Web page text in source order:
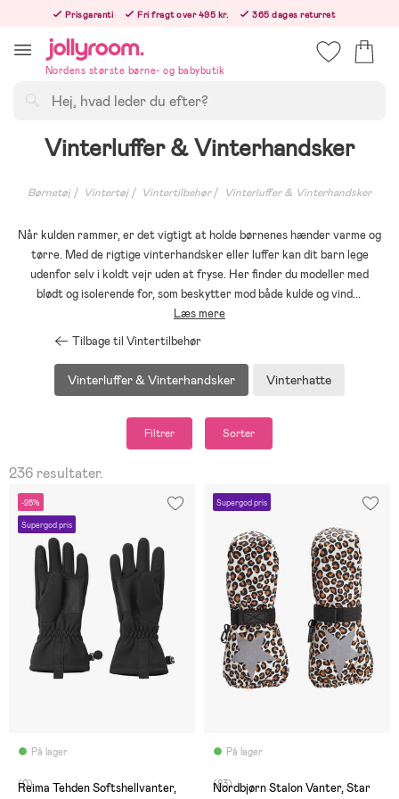
innehållet
Prisgaranti Fri fragt over 495 kr.
365 dages returret
Nordens største børne- og babybutik
Vinterluffer & Vinterhandsker
Børnetøj Vintertøj Vintertilbehør Vinterluffer & Vinterhandsker
Når kulden rammer, er det vigtigt at holde børnenes hænder varme og
tørre. Med de rigtige vinterhandsker eller luffer kan dit barn lege
udenfor selv i koldt vejr uden at fryse. Her finder du modeller med
blødt og isolerende for, som beskytter mod både kulde og vind...
Læs mere
Tilbage til Vintertilbehør
Vinterluffer & Vinterhandsker Vinterhatte
Filtrer Sorter
236 resultater.
-28%
Supergod pris
På lager
(0)
Reima Tehden Softshellvanter,
Supergod pris
På lager
(83)
Nordbjørn Stalon Vanter, Star